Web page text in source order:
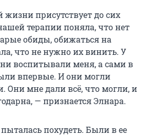
жизни присутствует до сих
терапии поняла, что нет
обиды, обижаться на
что не нужно их винить. У
воспитывали меня, а сами в
впервые. И они могли
Они мне дали всё, что могли, и
— признается Элнара.
похудеть. Были в ее